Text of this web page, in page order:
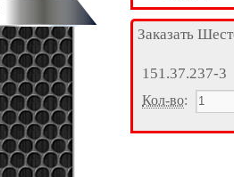
Заказать
151.37.237-3
Кол-во: